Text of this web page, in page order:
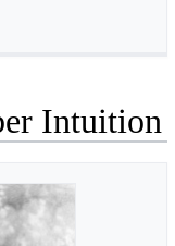
Intuition